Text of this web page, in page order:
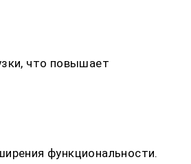
что повышает
функциональности.